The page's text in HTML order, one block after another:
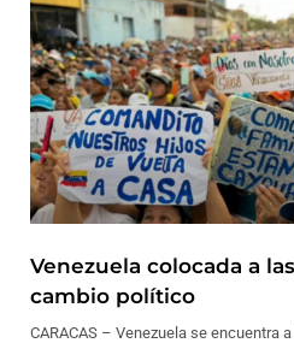
Venezuela colocada a
cambio político
CARACAS – Venezuela se encuentra